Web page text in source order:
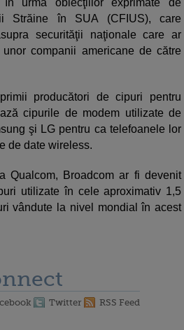
urma obiecţiilor exprimate de
Străine în SUA (CFIUS), care
securităţii naţionale care ar
companii americane de către
producători de cipuri pentru
cipurile de modem utilizate de
şi LG pentru ca telefoanele lor
de date wireless.
Qualcom, Broadcom ar fi devenit
utilizate în cele aproximativ 1,5
vândute la nivel mondial în acest
Twitter RSS Feed